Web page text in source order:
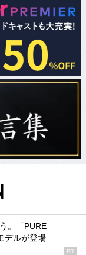
。「PURE
デルが登場
PR